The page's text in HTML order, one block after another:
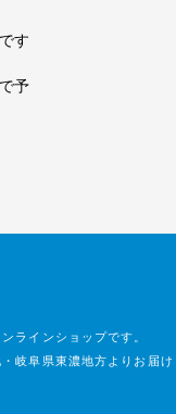
す
予
ラインショップです。
岐阜県東濃地方よりお届け